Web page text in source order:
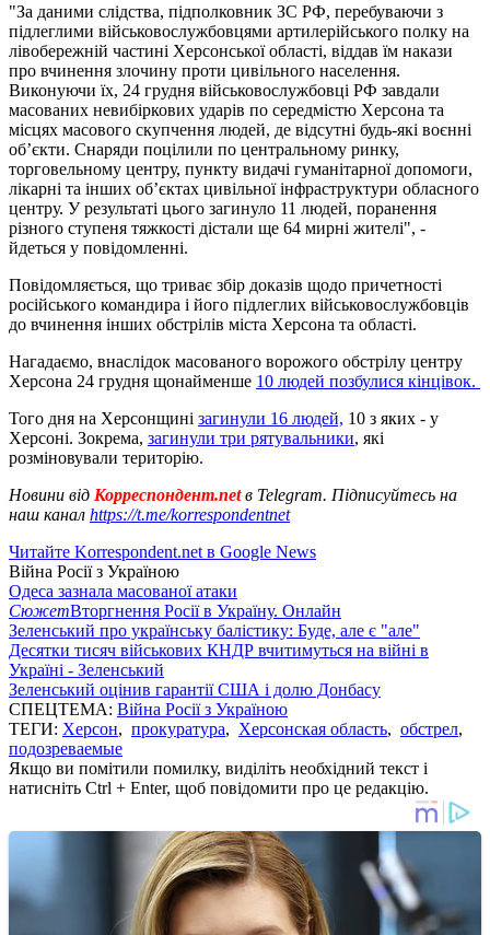
"За даними слідства, підполковник ЗС РФ, перебуваючи з
підлеглими військовослужбовцями артилерійського полку на
лівобережній частині Херсонської області, віддав їм накази
про вчинення злочину проти цивільного населення.
Виконуючи їх, 24 грудня військовослужбовці РФ завдали
масованих невибіркових ударів по середмістю Херсона та
місцях масового скупчення людей, де відсутні будь-які воєнні
об’єкти. Снаряди поцілили по центральному ринку,
торговельному центру, пункту видачі гуманітарної допомоги,
лікарні та інших об’єктах цивільної інфраструктури обласного
центру. У результаті цього загинуло 11 людей, поранення
різного ступеня тяжкості дістали ще 64 мирні жителі", -
йдеться у повідомленні.
Повідомляється, що триває збір доказів щодо причетності
російського командира і його підлеглих військовослужбовців
до вчинення інших обстрілів міста Херсона та області.
Нагадаємо, внаслідок масованого ворожого обстрілу центру
Херсона 24 грудня щонайменше 10 людей позбулися кінцівок.
Того дня на Херсонщині загинули 16 людей, 10 з яких - у
Херсоні. Зокрема, загинули три рятувальники, які
розміновували територію.
Новини від Корреспондент.netв Telegram. Підписуйтесь на
наш канал https://t.me/korrespondentnet
Читайте Korrespondent.net в Google News
Війна Росії з Україною
Одеса зазнала масованої атаки
СюжетВторгнення Росії в Україну. Онлайн
Зеленський про українську балістику: Буде, але є "але"
Десятки тисяч військових КНДР вчитимуться на війні в
Україні - Зеленський
Зеленський оцінив гарантії США і долю Донбасу
СПЕЦТЕМА: Війна Росії з Україною
ТЕГИ: Херсон, прокуратура, Херсонская область, обстрел,
подозреваемые
Якщо ви помітили помилку, виділіть необхідний текст і
натисніть Ctrl + Enter, щоб повідомити про це редакцію.